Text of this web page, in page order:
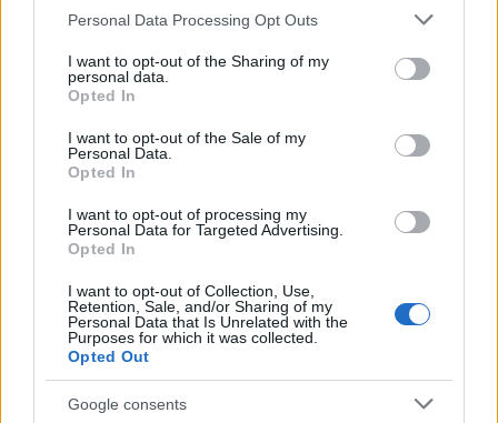
Personal Data Processing Opt Outs
I want to opt-out of the Sharing of my
personal data.
Opted In
I want to opt-out of the Sale of my
Personal Data.
Opted In
I want to opt-out of processing my
Personal Data for Targeted Advertising.
Opted In
I want to opt-out of Collection, Use,
Retention, Sale, and/or Sharing of my
Personal Data that Is Unrelated with the
Purposes for which it was collected.
Opted Out
Google consents
Il naufragio del Bayesian rappresenta uno dei
disastri marini più gravi nella recente storia di
questa zona. L’imbarcazione riposa a una
profondità di
Secondo il piano coordinato dalla Procura di
Termini Imerese, dopo l’installazione di
imbracature di sollevamento in acciaio,
inizieranno i lavori per spostare l’albero, il boma e
le vele, che saranno momentaneamente
abbandonati sul fondale in attesa di essere
recuperati.